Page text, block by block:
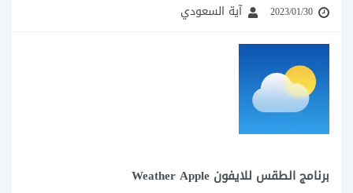
2023/01/30 آية السعودي
برنامج الطقس للايفون Weather Apple